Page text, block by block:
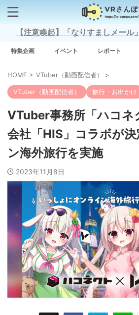
検索はコチラから
Grow A Garden（庭を成長させる）
タグ一覧
ARKit BitStar（ぶいらいぶ）
Fortnite HMD HoloModels
PR/提供 Roblox Steam TGS
にじさんじ アウトドア アニメ
【注意喚起】「なりすましメー
特集企画 イベント レポート
HOME > VTuber（動画配信者） >
VTuber（動画配信者） 旅行・お出かけ
VTuber事務所「ハコネ
会社「HIS」コラボが
ン海外旅行を実施
2023年11月8日